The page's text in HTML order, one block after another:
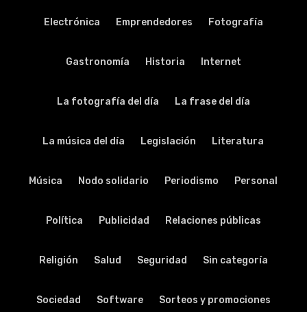
Electrónica Emprendedores Fotografía
Gastronomía Historia Internet
La fotografía del día La frase del día
La música del día Legislación Literatura
Música Nodo solidario Periodismo Personal
Política Publicidad Relaciones públicas
Religión Salud Seguridad Sin categoría
Sociedad Software Sorteos y promociones